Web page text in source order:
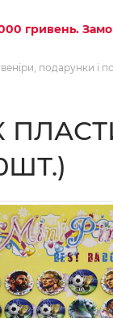
гривень.
подарунки і